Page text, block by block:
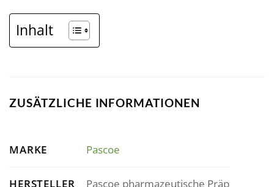
Inhalt
ZUSÄTZLICHE INFORMATIONEN
MARKE Pascoe
HERSTELLER Pascoe pharmazeutische Präp